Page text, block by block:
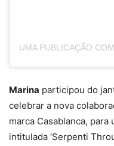
Marina participou do
celebrar a nova
marca Casablanca,
intitulada ‘Serpenti